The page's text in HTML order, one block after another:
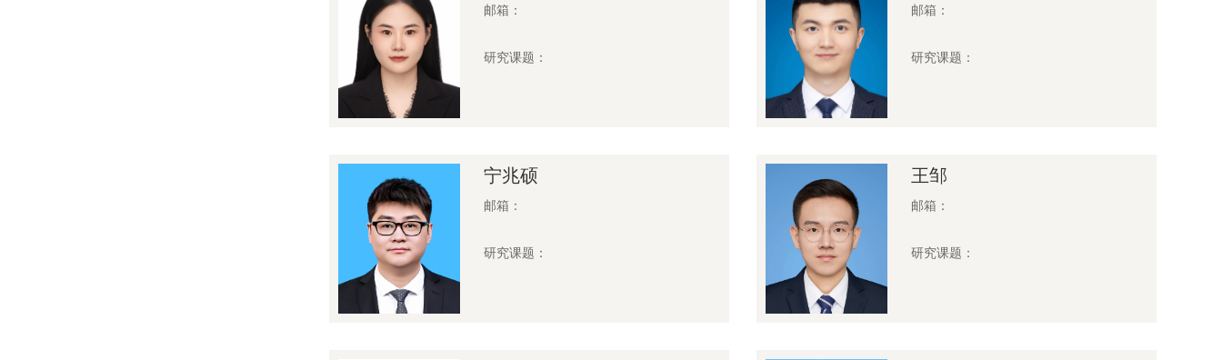
邮箱：
研究课题：
邮箱：
研究课题：
宁兆硕
邮箱：
研究课题：
王邹
邮箱：
研究课题：